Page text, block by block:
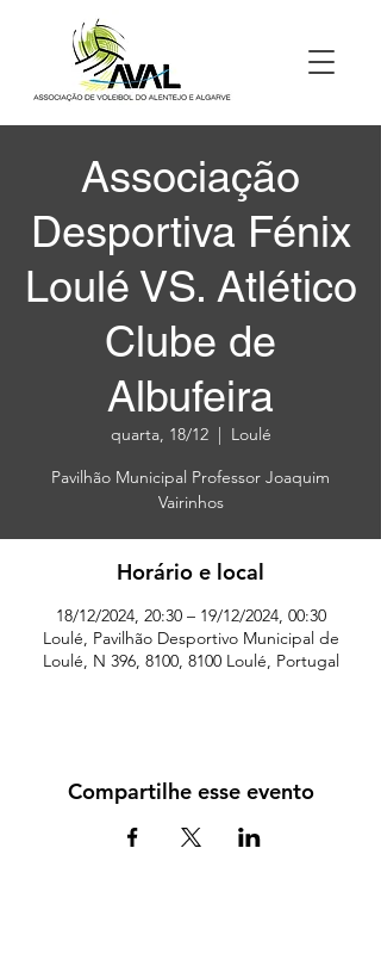
Associação
Desportiva Fénix
Loulé VS. Atlético
Clube de
Albufeira
quarta, 18/12
  |
Loulé
Pavilhão Municipal Professor Joaquim
Vairinhos
Horário e local
18/12/2024, 20:30 – 19/12/2024, 00:30
Loulé, Pavilhão Desportivo Municipal de
Loulé, N 396, 8100, 8100 Loulé, Portugal
Compartilhe esse evento